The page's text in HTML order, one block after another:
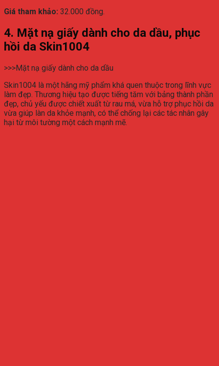
Giá tham khảo: 32.000 đồng.
4. Mặt nạ giấy dành cho da dầu, phục
hồi da Skin1004
>>>Mặt nạ giấy dành cho da dầu
Skin1004 là một hãng mỹ phẩm khá quen thuộc trong lĩnh vực
làm đẹp. Thương hiệu tạo được tiếng tăm với bảng thành phần
đẹp, chủ yếu được chiết xuất từ rau má, vừa hỗ trợ phục hồi da
vừa giúp làn da khỏe mạnh, có thể chống lại các tác nhân gây
hại từ môi tường một cách mạnh mẽ.